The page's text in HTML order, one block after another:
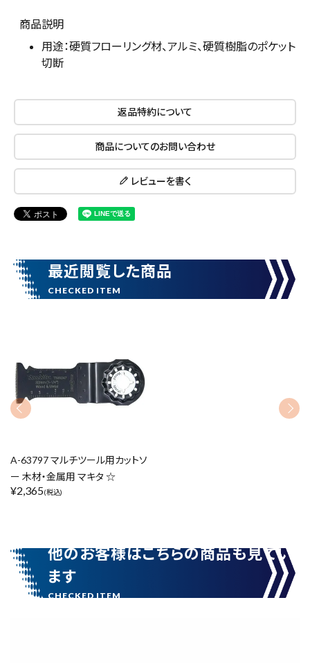
close
キーワードから探す
腰袋 バンスト展示品
カテゴリーから探す ブランドから探す
価格から探す
円 ～
商品説明
用途：硬質フローリング材、アルミ、硬質樹脂のポケット
切断
返品特約について
商品についてのお問い合わせ
レビューを書く
最近閲覧した商品
A-63797 マルチツール用カットソ
ー 木材・金属用 マキタ ☆
¥2,365(税込)
他のお客様はこちらの商品も見てい
ます